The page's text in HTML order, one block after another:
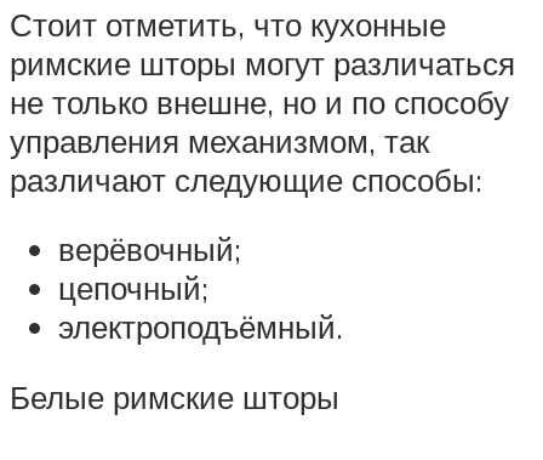
Стоит отметить, что кухонные
римские шторы могут различаться
не только внешне, но и по способу
управления механизмом, так
различают следующие способы:
верёвочный;
цепочный;
электроподъёмный.
Белые римские шторы